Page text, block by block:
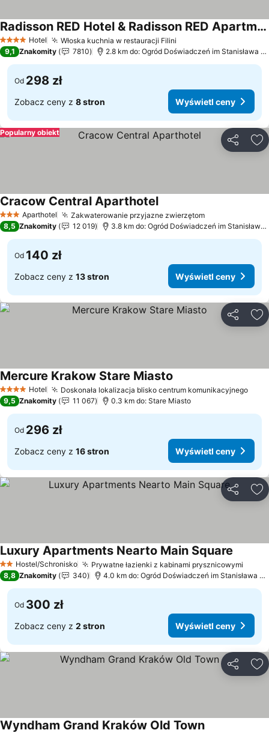
4 KategoriaHotel Włoska kuchnia w restauracji Filini
Radisson RED Hotel & Radisson RED Apartments, Krakow
9,1 Znakomity 7810 2.8 km do: Ogród Doświadczeń im Stanisława Lema
Od 298 zł
Zobacz ceny z 8 stron Wyświetl ceny
Popularny obiekt
3 KategoriaAparthotel Zakwaterowanie przyjazne zwierzętom
Cracow Central Aparthotel
8,5 Znakomity 12 019 3.8 km do: Ogród Doświadczeń im Stanisława Lema
Od 140 zł
Zobacz ceny z 13 stron Wyświetl ceny
4 KategoriaHotel Doskonała lokalizacja blisko centrum komunikacyjnego
Mercure Krakow Stare Miasto
9,5 Znakomity 11 067 0.3 km do: Stare Miasto
Od 296 zł
Zobacz ceny z 16 stron Wyświetl ceny
2 Kategoria
Hostel/Schronisko Prywatne łazienki z kabinami prysznicowymi
Luxury Apartments Nearto Main Square
8,8 Znakomity 340 4.0 km do: Ogród Doświadczeń im Stanisława Lema
Od 300 zł
Zobacz ceny z 2 stron Wyświetl ceny
Wyndham Grand Kraków Old Town